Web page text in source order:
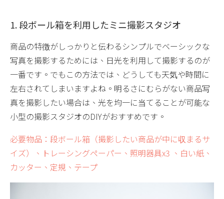
1. 段ボール箱を利用したミニ撮影スタジオ
商品の特徴がしっかりと伝わるシンプルでベーシックな
写真を撮影するためには、日光を利用して撮影するのが
一番です。でもこの方法では、どうしても天気や時間に
左右されてしまいますよね。明るさにむらがない商品写
真を撮影したい場合は、光を均一に当てることが可能な
小型の撮影スタジオのDIYがおすすめです。
必要物品：段ボール箱（撮影したい商品が中に収まるサ
イズ）、トレーシングペーパー、照明器具x3 、白い紙、
カッター、定規、テープ